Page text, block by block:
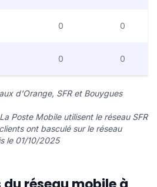
0 0
0 0
d'Orange, SFR et Bouygues
Poste Mobile utilisent le réseau SFR
ont basculé sur le réseau
le 01/10/2025